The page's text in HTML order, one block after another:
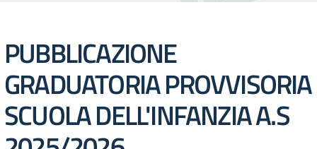
PUBBLICAZIONE
GRADUATORIA PROVVISORIA
SCUOLA DELL'INFANZIA A.S